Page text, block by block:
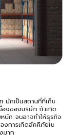
มักเป็นสถานที่ที่เก็บ
องของบริษัท ถ้าเกิด
นัก จนอาจทำให้ธุรกิจ
งการเกิดอัคคีภัยใน
มาก